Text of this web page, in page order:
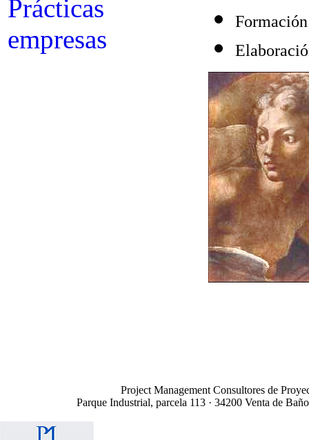
Prácticas
empresas
Project Management Consultores de
Parque Industrial, parcela 113 · 34200 Venta de